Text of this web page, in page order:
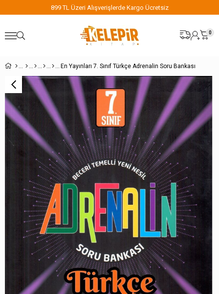
899 TL Üzeri Alışverişlerde Kargo Ücretsiz
0
En Yayınları 7. Sınıf Türkçe Adrenalin Soru Bankası